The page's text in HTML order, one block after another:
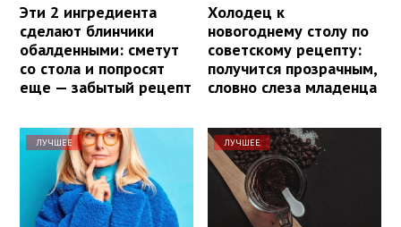
Эти 2 ингредиента
сделают блинчики
обалденными: сметут
со стола и попросят
еще — забытый рецепт
Холодец к
новогоднему столу по
советскому рецепту:
получится прозрачным,
словно слеза младенца
ЛУЧШЕЕ ЛУЧШЕЕ